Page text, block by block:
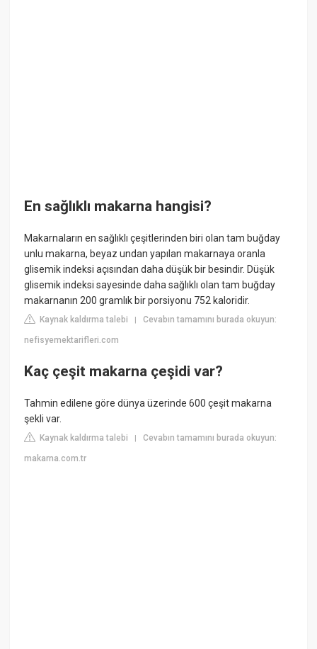
En sağlıklı makarna hangisi?
Makarnaların en sağlıklı çeşitlerinden biri olan tam buğday
unlu makarna, beyaz undan yapılan makarnaya oranla
glisemik indeksi açısından daha düşük bir besindir. Düşük
glisemik indeksi sayesinde daha sağlıklı olan tam buğday
makarnanın 200 gramlık bir porsiyonu 752 kaloridir.
Kaynak kaldırma talebi |Cevabın tamamını burada okuyun:
nefisyemektarifleri.com
Kaç çeşit makarna çeşidi var?
Tahmin edilene göre dünya üzerinde 600 çeşit makarna
şekli var.
Kaynak kaldırma talebi |Cevabın tamamını burada okuyun:
makarna.com.tr